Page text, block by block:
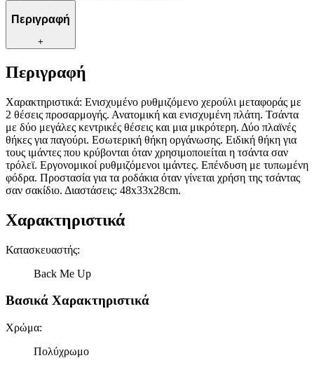
Περιγραφή
+
Περιγραφή
Χαρακτηριστικά: Ενισχυμένο ρυθμιζόμενο χερούλι μεταφοράς με
2 θέσεις προσαρμογής. Ανατομική και ενισχυμένη πλάτη. Τσάντα
με δύο μεγάλες κεντρικές θέσεις και μια μικρότερη. Δύο πλαϊνές
θήκες για παγούρι. Εσωτερική θήκη οργάνωσης. Ειδική θήκη για
τους ιμάντες που κρύβονται όταν χρησιμοποιείται η τσάντα σαν
τρόλεϊ. Εργονομικοί ρυθμιζόμενοι ιμάντες. Επένδυση με τυπωμένη
φόδρα. Προστασία για τα ροδάκια όταν γίνεται χρήση της τσάντας
σαν σακίδιο. Διαστάσεις: 48x33x28cm.
Χαρακτηριστικά
Κατασκευαστής:
Back Me Up
Βασικά Χαρακτηριστικά
Χρώμα:
Πολύχρωμο